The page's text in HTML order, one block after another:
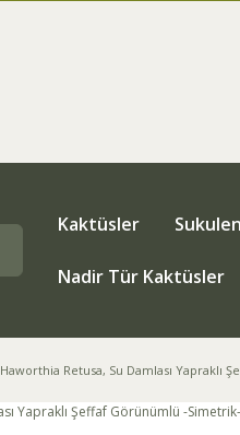
Kaktüsler
Nadir Tür Kaktüsler
Haworthia Retusa, Su Damlası Yapraklı